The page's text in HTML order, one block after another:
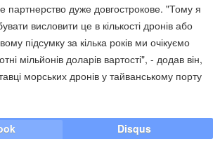
партнерство дуже довгострокове. "Тому я
висловити це в кількості дронів або
підсумку за кілька років ми очікуємо
мільйонів доларів вартості", - додав він,
морських дронів у тайванському порту
Disqus